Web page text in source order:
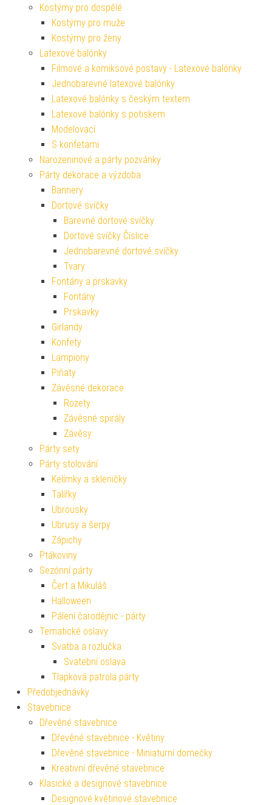
Kostýmy pro dospělé
Kostýmy pro muže
Kostýmy pro ženy
Latexové balónky
Filmové a komiksové postavy - Latexové balónky
Jednobarevné latexové balónky
Latexové balónky s českým textem
Latexové balónky s potiskem
Modelovací
S konfetami
Narozeninové a párty pozvánky
Párty dekorace a výzdoba
Bannery
Dortové svíčky
Barevné dortové svíčky
Dortové svíčky Číslice
Jednobarevné dortové svíčky
Tvary
Fontány a prskavky
Fontány
Prskavky
Girlandy
Konfety
Lampiony
Piňaty
Závěsné dekorace
Rozety
Závěsné spirály
Závěsy
Párty sety
Párty stolování
Kelímky a skleničky
Talířky
Ubrousky
Ubrusy a šerpy
Zápichy
Ptákoviny
Sezónní párty
Čert a Mikuláš
Halloween
Pálení čarodějnic - párty
Tematické oslavy
Svatba a rozlučka
Svatební oslava
Tlapková patrola párty
Předobjednávky
Stavebnice
Dřevěné stavebnice
Dřevěné stavebnice - Květiny
Dřevěné stavebnice - Miniaturní domečky
Kreativní dřevěné stavebnice
Klasické a designové stavebnice
Designové květinové stavebnice